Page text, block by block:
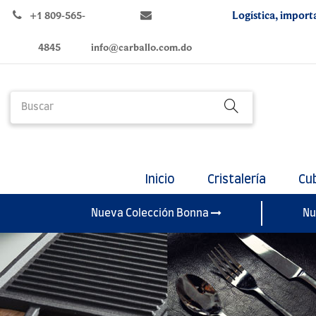
+1 809-565-
4845 info@carballo.com.do
Logística,
Inicio Cristalería
Nueva Colección Bonna